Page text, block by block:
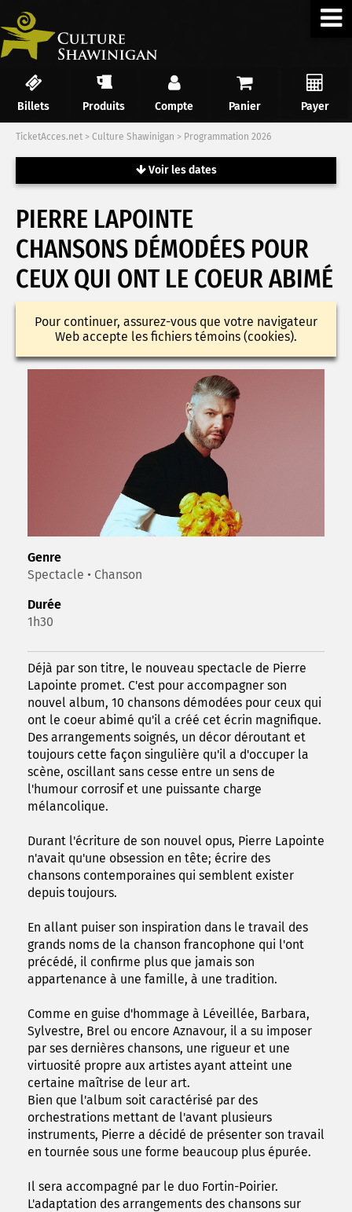
Billets Produits Compte Panier Payer
TicketAcces.net > Culture Shawinigan > Programmation 2026
Voir les dates
PIERRE LAPOINTE
CHANSONS DÉMODÉES POUR
CEUX QUI ONT LE COEUR ABIMÉ
Pour continuer, assurez-vous que votre navigateur
Web accepte les fichiers témoins (cookies).
Genre
Spectacle • Chanson
Durée
1h30
Déjà par son titre, le nouveau spectacle de Pierre
Lapointe promet. C'est pour accompagner son
nouvel album, 10 chansons démodées pour ceux qui
ont le coeur abimé qu'il a créé cet écrin magnifique.
Des arrangements soignés, un décor déroutant et
toujours cette façon singulière qu'il a d'occuper la
scène, oscillant sans cesse entre un sens de
l'humour corrosif et une puissante charge
mélancolique.
Durant l'écriture de son nouvel opus, Pierre Lapointe
n'avait qu'une obsession en tête; écrire des
chansons contemporaines qui semblent exister
depuis toujours.
En allant puiser son inspiration dans le travail des
grands noms de la chanson francophone qui l'ont
précédé, il confirme plus que jamais son
appartenance à une famille, à une tradition.
Comme en guise d'hommage à Léveillée, Barbara,
Sylvestre, Brel ou encore Aznavour, il a su imposer
par ses dernières chansons, une rigueur et une
virtuosité propre aux artistes ayant atteint une
certaine maîtrise de leur art.
Bien que l'album soit caractérisé par des
orchestrations mettant de l'avant plusieurs
instruments, Pierre a décidé de présenter son travail
en tournée sous une forme beaucoup plus épurée.
Il sera accompagné par le duo Fortin-Poirier.
L'adaptation des arrangements des chansons sur